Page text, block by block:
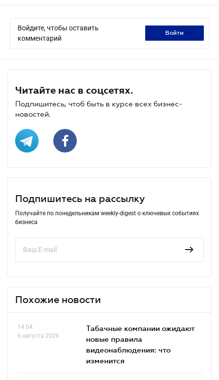
Войдите, чтобы оставить
комментарий
войти
Читайте нас в соцсетях.
Подпишитесь, чтоб быть в курсе всех бизнес-
новостей.
Подпишитесь на рассылку
Получайте по понедельникам weekly-digest о ключевых событиях
бизнеса
Похожие новости
14.04
6 августа 2026
Табачные компании ожидают
новые правила
видеонаблюдения: что
изменится